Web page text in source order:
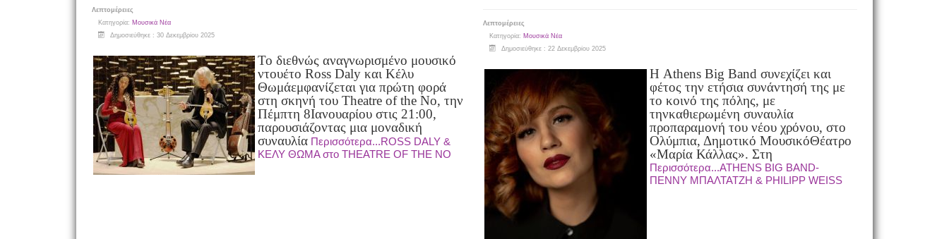
Λεπτομέρειες
Κατηγορία: Μουσικά Νέα
Δημοσιεύθηκε : 30 Δεκεμβρίου 2025
Το διεθνώς αναγνωρισμένο μουσικό
ντουέτο Ross Daly και Κέλυ
Θωμάεμφανίζεται για πρώτη φορά
στη σκηνή του Theatre of the No, την
Πέμπτη 8Ιανουαρίου στις 21:00,
παρουσιάζοντας μια μοναδική
συναυλία Περισσότερα...ROSS DALY &
KΕΛΥ ΘΩΜΑ στο THEATRE OF THE NO
Λεπτομέρειες
Κατηγορία: Μουσικά Νέα
Δημοσιεύθηκε : 22 Δεκεμβρίου 2025
Η Athens Big Band συνεχίζει και
φέτος την ετήσια συνάντησή της με
το κοινό της πόλης, με
τηνκαθιερωμένη συναυλία
προπαραμονή του νέου χρόνου, στο
Ολύμπια, Δημοτικό ΜουσικόΘέατρο
«Μαρία Κάλλας». Στη
Περισσότερα...ATHENS BIG BAND-
ΠΕΝΝΥ ΜΠΑΛΤΑΤΖΗ & PHILIPP WEISS